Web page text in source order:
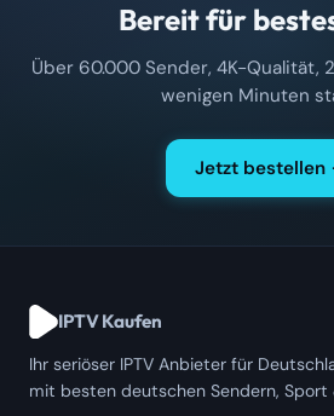
Bereit für
Über 60.000 Sender, 4K-Qualität,
wenigen Minuten
Jetzt bestellen
IPTV Kaufen
Ihr seriöser IPTV Anbieter für
mit besten deutschen Sendern, Sport